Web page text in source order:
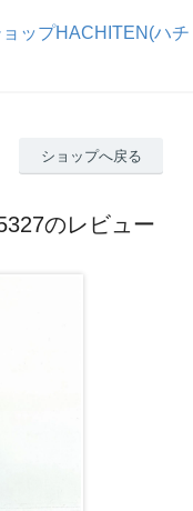
ショップへ戻る
のレビュー